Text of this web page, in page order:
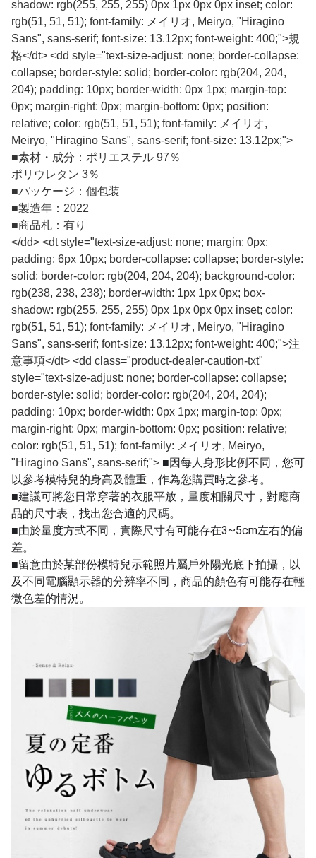
shadow: rgb(255, 255, 255) 0px 1px 0px 0px inset; color:
rgb(51, 51, 51); font-family: メイリオ, Meiryo, "Hiragino
Sans", sans-serif; font-size: 13.12px; font-weight: 400;">規
格</dt> <dd style="text-size-adjust: none; border-collapse:
collapse; border-style: solid; border-color: rgb(204, 204,
204); padding: 10px; border-width: 0px 1px; margin-top:
0px; margin-right: 0px; margin-bottom: 0px; position:
relative; color: rgb(51, 51, 51); font-family: メイリオ,
Meiryo, "Hiragino Sans", sans-serif; font-size: 13.12px;">
■素材・成分：ポリエステル 97％
ポリウレタン 3％
■パッケージ：個包装
■製造年：2022
■商品札：有り
</dd> <dt style="text-size-adjust: none; margin: 0px;
padding: 6px 10px; border-collapse: collapse; border-style:
solid; border-color: rgb(204, 204, 204); background-color:
rgb(238, 238, 238); border-width: 1px 1px 0px; box-
shadow: rgb(255, 255, 255) 0px 1px 0px 0px inset; color:
rgb(51, 51, 51); font-family: メイリオ, Meiryo, "Hiragino
Sans", sans-serif; font-size: 13.12px; font-weight: 400;">注
意事項</dt> <dd class="product-dealer-caution-txt"
style="text-size-adjust: none; border-collapse: collapse;
border-style: solid; border-color: rgb(204, 204, 204);
padding: 10px; border-width: 0px 1px; margin-top: 0px;
margin-right: 0px; margin-bottom: 0px; position: relative;
color: rgb(51, 51, 51); font-family: メイリオ, Meiryo,
"Hiragino Sans", sans-serif;"> ■因每人身形比例不同，您可
以參考模特兒的身高及體重，作為您購買時之參考。
■建議可將您日常穿著的衣服平放，量度相關尺寸，對應商
品的尺寸表，找出您合適的尺碼。
■由於量度方式不同，實際尺寸有可能存在3~5cm左右的偏
差。
■留意由於某部份模特兒示範照片屬戶外陽光底下拍攝，以
及不同電腦顯示器的分辨率不同，商品的顏色有可能存在輕
微色差的情況。